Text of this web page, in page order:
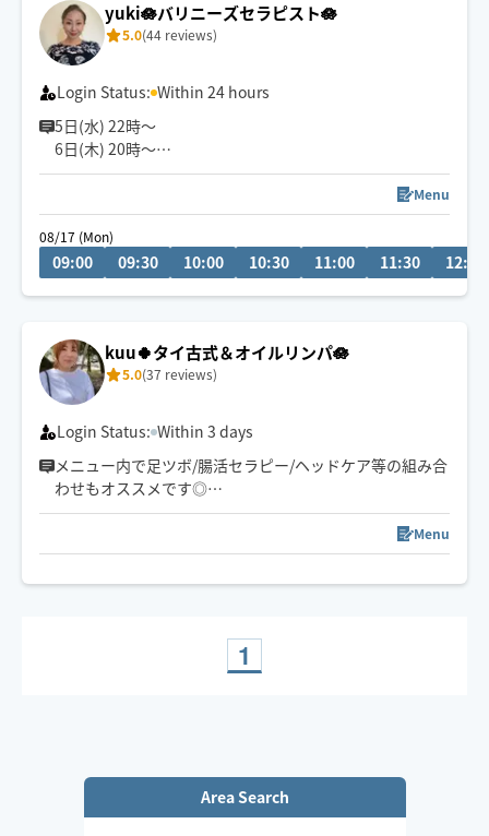
基本対応時間は19時〜3時です
日中も対応可能です
リクエストは事前メッセージにて
お気軽にお声掛けください😊
yuki🪷バリニーズセラピスト🪷
5.0(44 reviews)
Login Status: Within 24 hours
5日(水) 22時〜
6日(木) 20時〜
空きございます。
空いてないお日にち、お時間でもメッセージ頂けますと
調整できる場合もあります✨
お気軽にメッセージください🎀
に合わせた手技で癒します👐
もちろん男性、外国の方も大歓迎です✨
🚗県外のお客様は高速代別途頂いております。
Menu
08/17 (Mon)
09:00 09:30 10:00 10:30 11:00 11:30 12:00
kuu🍀タイ古式＆オイルリンパ🪷
5.0(37 reviews)
Login Status: Within 3 days
メニュー内で足ツボ/腸活セラピー/ヘッドケア等の組み合
わせもオススメです◎
ゆったりとしたリズムで心身ともリラックスしていただ
頭痛/肩こり/腰痛/睡眠などの慢性的なお悩みもご相談く
ださい。
希望日時があれば問い合わせください。
お子様や🐶🐈ご一緒OKです◎
Menu
1
Area Search